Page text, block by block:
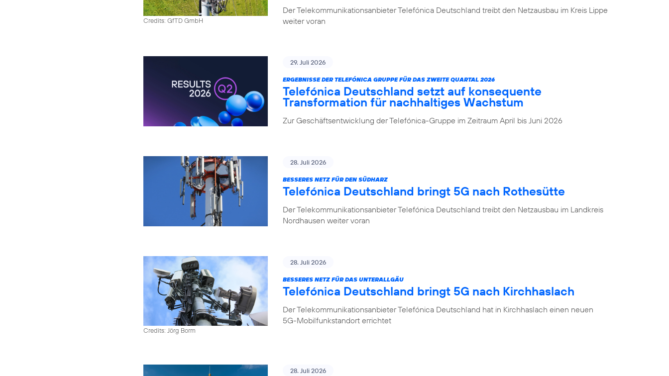
Credits: GfTD GmbH
Der Telekommunikationsanbieter Telefónica Deutschland treibt den Netzausbau im Kreis Lippe
weiter voran
29. Juli 2026
ERGEBNISSE DER TELEFÓNICA GRUPPE FÜR DAS ZWEITE QUARTAL 2026
Telefónica Deutschland setzt auf konsequente
Transformation für nachhaltiges Wachstum
Zur Geschäftsentwicklung der Telefónica-Gruppe im Zeitraum April bis Juni 2026
28. Juli 2026
BESSERES NETZ FÜR DEN SÜDHARZ
Telefónica Deutschland bringt 5G nach Rothesütte
Der Telekommunikationsanbieter Telefónica Deutschland treibt den Netzausbau im Landkreis
Nordhausen weiter voran
Credits: Jörg Borm
28. Juli 2026
BESSERES NETZ FÜR DAS UNTERALLGÄU
Telefónica Deutschland bringt 5G nach Kirchhaslach
Der Telekommunikationsanbieter Telefónica Deutschland hat in Kirchhaslach einen neuen
5G-Mobilfunkstandort errichtet
28. Juli 2026